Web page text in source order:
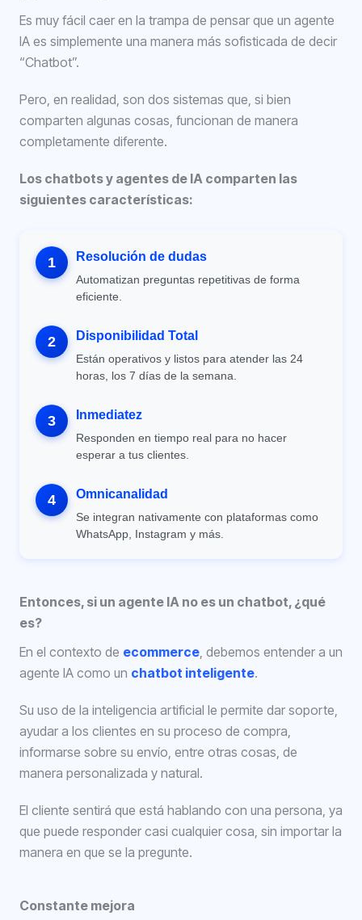
Es muy fácil caer en la trampa de pensar que un agente
IA es simplemente una manera más sofisticada de decir
“Chatbot”.
Pero, en realidad, son dos sistemas que, si bien
comparten algunas cosas, funcionan de manera
completamente diferente.
Los chatbots y agentes de IA comparten las
siguientes características:
1 Resolución de dudas
Automatizan preguntas repetitivas de forma
eficiente.
2 Disponibilidad Total
Están operativos y listos para atender las 24
horas, los 7 días de la semana.
3 Inmediatez
Responden en tiempo real para no hacer
esperar a tus clientes.
4 Omnicanalidad
Se integran nativamente con plataformas como
WhatsApp, Instagram y más.
Entonces, si un agente IA no es un chatbot, ¿qué
es?
En el contexto de ecommerce , debemos entender a un
agente IA como un chatbot inteligente.
Su uso de la inteligencia artificial le permite dar soporte,
ayudar a los clientes en su proceso de compra,
informarse sobre su envío, entre otras cosas, de
manera personalizada y natural.
El cliente sentirá que está hablando con una persona, ya
que puede responder casi cualquier cosa, sin importar la
manera en que se la pregunte.
Constante mejora